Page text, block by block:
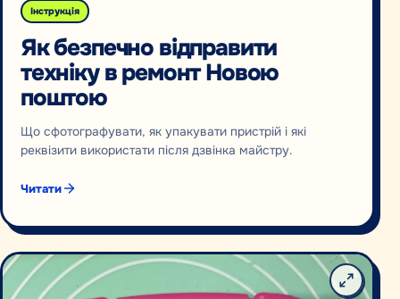
Інструкція
Як безпечно відправити
техніку в ремонт Новою
поштою
Що сфотографувати, як упакувати пристрій і які
реквізити використати після дзвінка майстру.
Читати